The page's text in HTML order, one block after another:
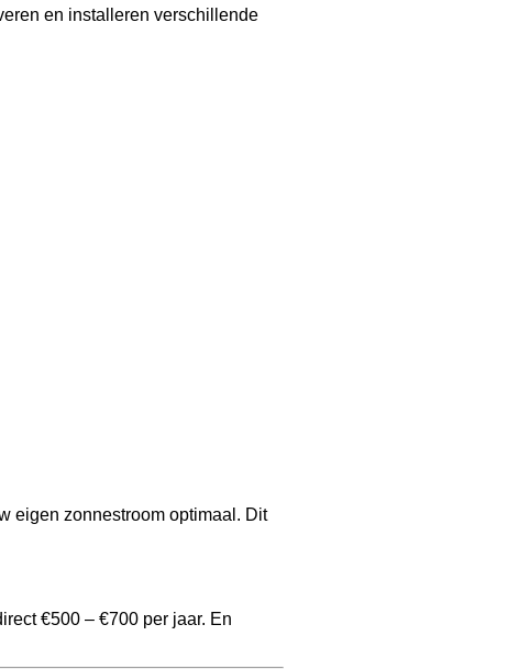
en installeren verschillende
eigen zonnestroom optimaal. Dit
€500 – €700 per jaar. En